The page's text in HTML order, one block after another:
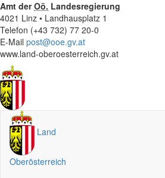
Amt derOö. Landesregierung
4021 Linz • Landhausplatz 1
Telefon (+43 732) 77 20-0
E-Mail post@ooe.gv.at
www.land-oberoesterreich.gv.at
Land
Oberösterreich